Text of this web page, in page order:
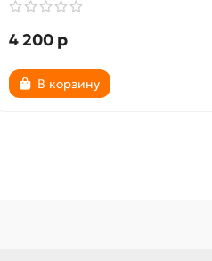
4 200 р
В корзину